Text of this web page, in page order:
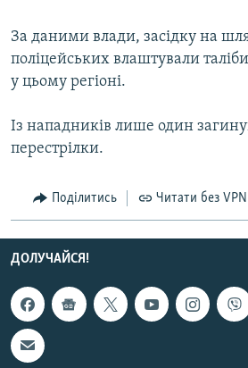
СПЕЦПРОЄКТИ
ПОДКАСТИ
КРИМ РЕАЛІЇ
РУС
КТАТ
ДОЛУЧАЙСЯ!
За даними влади, засідку на
поліцейських влаштували
у цьому регіоні.
Із нападників лише один
перестрілки.
Поділитись Читати без VPN
ДОЛУЧАЙСЯ!